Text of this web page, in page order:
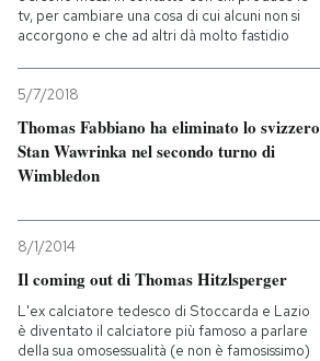
tv, per cambiare una cosa di cui alcuni non si
accorgono e che ad altri dà molto fastidio
5/7/2018
Thomas Fabbiano ha eliminato lo svizzero
Stan Wawrinka nel secondo turno di
Wimbledon
8/1/2014
Il coming out di Thomas Hitzlsperger
L'ex calciatore tedesco di Stoccarda e Lazio
è diventato il calciatore più famoso a parlare
della sua omosessualità (e non è famosissimo)